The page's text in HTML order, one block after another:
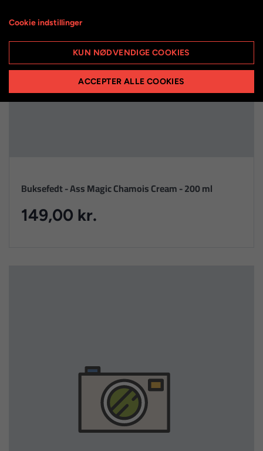
Buksefedt - Ass Magic Chamois Cream - 200 ml
149,00 kr.
Cookie indstillinger
KUN NØDVENDIGE COOKIES
ACCEPTER ALLE COOKIES